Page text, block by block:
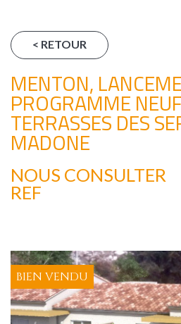
< RETOUR
MENTON,
PROGRAMME
TERRASSES DES
MADONE
NOUS CONSULTER
REF
BIEN VENDU